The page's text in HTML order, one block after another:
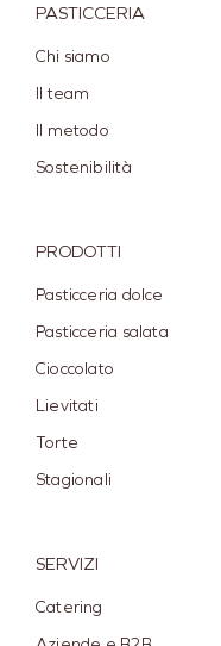
PASTICCERIA
Chi siamo
Il team
Il metodo
Sostenibilità
PRODOTTI
Pasticceria dolce
Pasticceria salata
Cioccolato
Lievitati
Torte
Stagionali
SERVIZI
Catering